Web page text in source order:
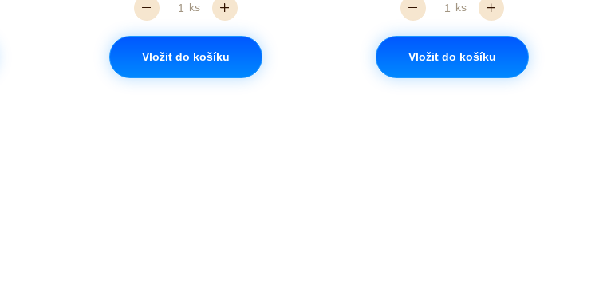
ks
Vložit do košíku
ks
Vložit do košíku